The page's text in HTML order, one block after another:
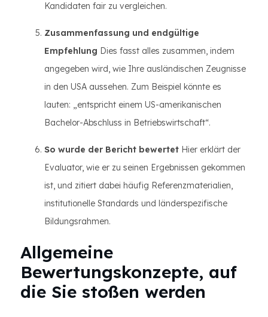
Kandidaten fair zu vergleichen.
Zusammenfassung und endgültige
Empfehlung Dies fasst alles zusammen, indem
angegeben wird, wie Ihre ausländischen Zeugnisse
in den USA aussehen. Zum Beispiel könnte es
lauten: „entspricht einem US-amerikanischen
Bachelor-Abschluss in Betriebswirtschaft“.
So wurde der Bericht bewertet Hier erklärt der
Evaluator, wie er zu seinen Ergebnissen gekommen
ist, und zitiert dabei häufig Referenzmaterialien,
institutionelle Standards und länderspezifische
Bildungsrahmen.
Allgemeine
Bewertungskonzepte, auf
die Sie stoßen werden